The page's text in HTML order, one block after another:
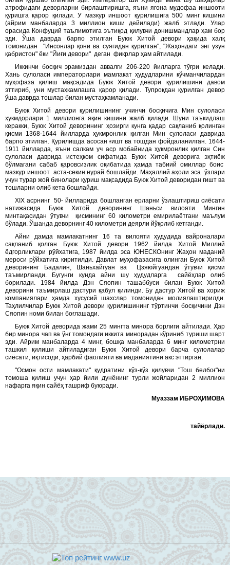
атрофидаги деворларни бирлаштиришга, яъни ягона мудофаа иншооти
қуришга қарор қилади. У мазкур иншоот қурилишига 500 минг кишини
(айрим манбаларда 3 миллион киши дейилади) жалб этлади. Улар
орасида Конфуций таълимотига эътиқод қилувчи донишмандлар ҳам бор
эди. Ўша даврда барпо этилган Буюк Хитой девори ҳақида халқ
томонидан "Инсонлар қони ва суягидан қурилган", "Жаҳондаги энг узун
қабристон" ёки "Йиғи девори" деган фикрлар ҳам айтилади.
Иккинчи босқич эрамиздан аввалги 206-220 йилларга тўғри келади.
Хань сулоласи императорлари мамлакат ҳудудларини кўчманчилардан
муҳофаза қилиш мақсадида Буюк Хитой девори қурилишини давом
эттириб, уни мустаҳкамлашга қарор қилади. Тупроқдан қурилган девор
ўша даврда тошлар билан мустаҳкамланади.
Буюк Хитой девори қурилишининг учинчи босқичига Мин сулоласи
ҳукмдорлари 1 миллионга яқин кишини жалб қилади. Шуни таъкидлаш
керакки, Буюк Хитой деворининг ҳозирги кунга қадар сақланиб қолинган
қисми 1368-1644 йилларда ҳукмронлик қилган Мин сулоласи даврида
барпо этилган. Қурилишда асосан ғишт ва тошдан фойдаланилган. 1644-
1911 йилларда, яъни салкам уч аср мобайнида ҳукмронлик қилган Син
сулоласи даврида истеҳком сифатида Буюк Хитой деворига эҳтиёж
бўлмагани сабаб қаровсизлик оқибатида ҳамда табиий омиллар боис
мазкур иншоот аста-секин нурай бошлайди. Маҳаллий аҳоли эса ўзлари
учун турар жой бинолари қуриш мақсадида Буюк Хитой деворидан ғишт ва
тошларни олиб кета бошлайди.
XIX асрнинг 50- йилларида бошланган ерларни ўзлаштириш сиёсати
натижасида Буюк Хитой деворининг Шаньси вилояти Мингин
минтақасидан ўтувчи қисмининг 60 километри емирилаётгани маълум
бўлади. Ўшанда деворнинг 40 километри деярли йўқолиб кетганди.
Айни дамда мамлакатнинг 16 та вилояти ҳудудида вайроналари
сақланиб қолган Буюк Хитой девори 1962 йилда Хитой Миллий
ёдгорликлари рўйхатига, 1987 йилда эса ЮНЕСКОнинг Жаҳон маданий
мероси рўйхатига киритилди. Давлат муҳофазасига олинган Буюк Хитой
деворининг Бадалин, Шаньхайгуан ва Цзяюйгуандан ўтувчи қисми
таъмирланди. Бугунги кунда айни шу ҳудудларга сайёҳлар олиб
борилади. 1984 йилда Дэн Сяопин ташаббуси билан Буюк Хитой
деворини таъмирлаш дастури қабул қилинди. Бу дастур Хитой ва хориж
компаниялари ҳамда хусусий шахслар томонидан молиялаштирилди.
Таҳлилчилар Буюк Хитой девори қурилишининг тўртинчи босқичини Дэн
Сяопин номи билан боғлашади.
Буюк Хитой деворида жами 25 мингта минора борлиги айтилади. Ҳар
бир минора чап ва ўнг томондаги иккита минорадан кўриниб туриши шарт
эди. Айрим манбаларда 4 минг, бошқа манбаларда 6 минг километрни
ташкил қилиши айтиладиган Буюк Хитой девори барча сулолалар
сиёсати, иқтисоди, ҳарбий фаолияти ва маданиятини акс эттирган.
"Осмон ости мамлакати" қудратини кўз-кўз қилувчи "Тош белбоғ"ни
томоша қилиш учун ҳар йили дунёнинг турли жойларидан 2 миллион
нафарга яқин сайёҳ ташриф буюради.
Муаззам ИБРОҲИМОВА
тайёрлади.